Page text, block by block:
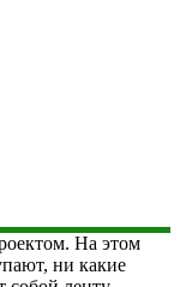
На этом
ни какие